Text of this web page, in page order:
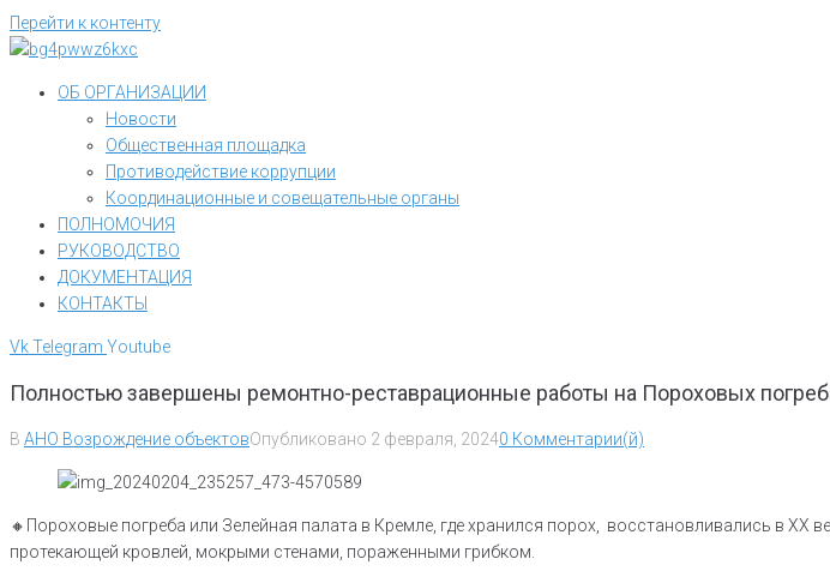
Перейти к контенту
ОБ ОРГАНИЗАЦИИ
Новости
Общественная площадка
Противодействие коррупции
Координационные и совещательные органы
ПОЛНОМОЧИЯ
РУКОВОДСТВО
ДОКУМЕНТАЦИЯ
КОНТАКТЫ
VkTelegram Youtube
Полностью завершены ремонтно-реставрационные работы на Пороховых
В АНО Возрождение объектовОпубликовано 2 февраля, 20240 Комментарии(й)
🔸️Пороховые погреба или Зелейная палата в Кремле, где хранился порох, восстановливались в
протекающей кровлей, мокрыми стенами, пораженными грибком.